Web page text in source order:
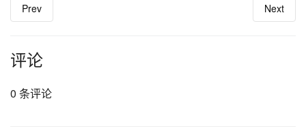
Prev Next
评论
0 条评论